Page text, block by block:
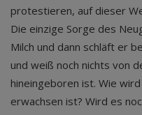
protestieren, auf dieser
Die einzige Sorge des
Milch und dann schläft er
und weiß noch nichts von
hineingeboren ist. Wie
erwachsen ist? Wird es